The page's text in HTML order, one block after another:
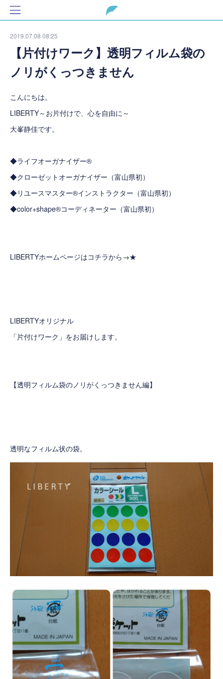
2019.07.08 08:25
【片付けワーク】透明フィルム袋の
ノリがくっつきません
こんにちは。
LIBERTY～お片付けで、心を自由に～
大峯静佳です。
◆ライフオーガナイザー®
◆クローゼットオーガナイザー（富山県初）
◆リユースマスター®インストラクター（富山県初）
◆color+shape®コーディネーター（富山県初）
LIBERTYホームページはコチラから→★
LIBERTYオリジナル
「片付けワーク」をお届けします。
【透明フィルム袋のノリがくっつきません編】
透明なフィルム状の袋。